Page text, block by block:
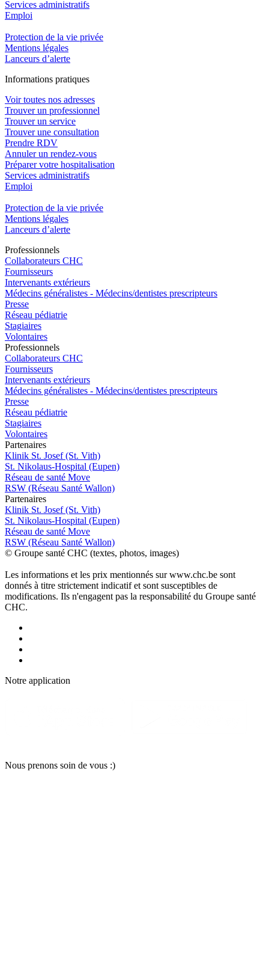
Services administratifs
Emploi​
Protection de la vie privée
Mentions légales
Lanceurs d’alerte
Informations pratiques
Voir toutes nos adresses
Trouver un professionnel
Trouver un service
Trouver une consultation
Prendre RDV
Annuler un rendez-vous
Préparer votre hospitalisation
Services administratifs
Emploi​
Protection de la vie privée
Mentions légales
Lanceurs d’alerte
Professionnels
Collaborateurs CHC
Fournisseurs
Intervenants extérieurs
Médecins généralistes - Médecins/dentistes prescripteurs
Presse
Réseau pédiatrie
Stagiaires
Volontaires
Professionnels
Collaborateurs CHC
Fournisseurs
Intervenants extérieurs
Médecins généralistes - Médecins/dentistes prescripteurs
Presse
Réseau pédiatrie
Stagiaires
Volontaires
Partenaires
Klinik St. Josef (St. Vith)
St. Nikolaus-Hospital (Eupen)
Réseau de santé Move
RSW (Réseau Santé Wallon)
Partenaires
Klinik St. Josef (St. Vith)
St. Nikolaus-Hospital (Eupen)
Réseau de santé Move
RSW (Réseau Santé Wallon)
© Groupe santé CHC (textes, photos, images)
Les informations et les prix mentionnés sur www.chc.be sont
donnés à titre strictement indicatif et sont susceptibles de
modifications. Ils n'engagent pas la responsabilité du Groupe santé
CHC.
Notre application
Nous prenons soin de vous :)